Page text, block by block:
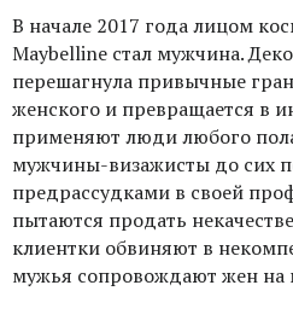
В начале 2017 года лицом
Maybelline стал мужчина.
перешагнула привычные
женского и превращается в
применяют люди любого
мужчины-визажисты до сих
предрассудками в своей
пытаются продать
клиентки обвиняют в
мужья сопровождают жен на